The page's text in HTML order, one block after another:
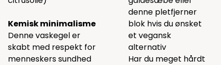
Kemisk minimalisme
Denne vaskegel er
skabt med respekt for
menneskers sundhed
denne pletfjerner
blok hvis du ønsket
et vegansk
alternativ
Har du meget hårdt